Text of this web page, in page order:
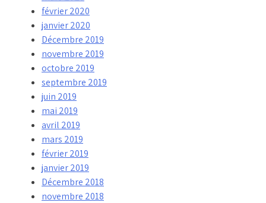
février 2020
janvier 2020
Décembre 2019
novembre 2019
octobre 2019
septembre 2019
juin 2019
mai 2019
avril 2019
mars 2019
février 2019
janvier 2019
Décembre 2018
novembre 2018